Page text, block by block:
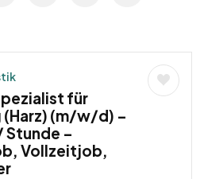
für
(Harz) (m/w/d) –
–
Vollzeitjob,